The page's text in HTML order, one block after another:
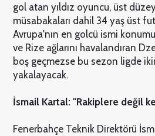
gol atan yıldız oyuncu, üst
müsabakaları dahil 34 yaş üst
Avrupa'nın en golcü ismi
ve Rize ağlarını havalandıran
boş geçmezse bu sezon ligde
yakalayacak.
İsmail Kartal: "Rakiplere değil
Fenerbahçe Teknik Direktörü